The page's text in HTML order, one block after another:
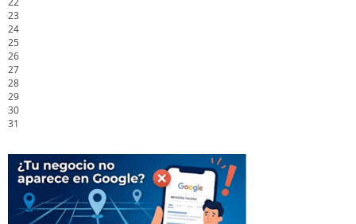
23
24
25
26
27
28
29
30
31